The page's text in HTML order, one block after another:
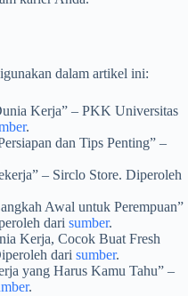
dalam artikel ini:
Kerja” – PKK Universitas
.
dan Tips Penting” –
– Sirclo Store. Diperoleh
Awal untuk Perempuan”
dari sumber.
Kerja, Cocok Buat Fresh
dari sumber.
yang Harus Kamu Tahu” –
.